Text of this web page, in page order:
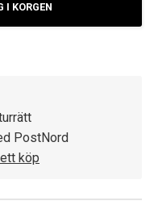
I KORGEN
PostNord
köp